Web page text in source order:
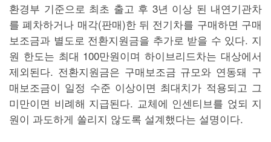
환경부 기준으로 최초 출고 후 3년 이상 된 내연기관차
를 폐차하거나 매각(판매)한 뒤 전기차를 구매하면 구매
보조금과 별도로 전환지원금을 추가로 받을 수 있다. 지
원 한도는 최대 100만원이며 하이브리드차는 대상에서
제외된다. 전환지원금은 구매보조금 규모와 연동돼 구
매보조금이 일정 수준 이상이면 최대치가 적용되고 그
미만이면 비례해 지급된다. 교체에 인센티브를 얹되 지
원이 과도하게 쏠리지 않도록 설계했다는 설명이다.